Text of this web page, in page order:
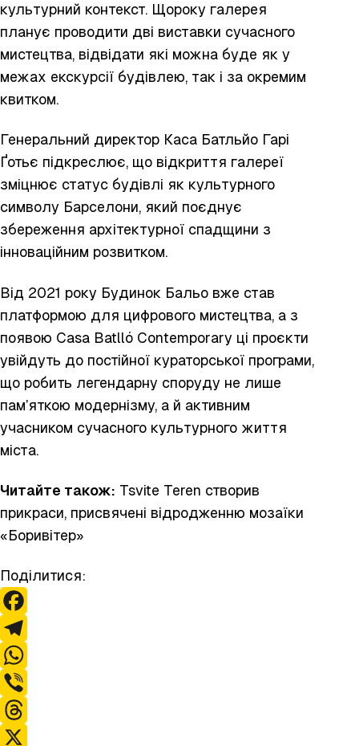
культурний контекст. Щороку галерея
планує проводити дві виставки сучасного
мистецтва, відвідати які можна буде як у
межах екскурсії будівлею, так і за окремим
квитком.
Генеральний директор Каса Батльйо Гарі
Ґотьє підкреслює, що відкриття галереї
зміцнює статус будівлі як культурного
символу Барселони, який поєднує
збереження архітектурної спадщини з
інноваційним розвитком.
Від 2021 року Будинок Бальо вже став
платформою для цифрового мистецтва, а з
появою Casa Batlló Contemporary ці проєкти
увійдуть до постійної кураторської програми,
що робить легендарну споруду не лише
пам’яткою модернізму, а й активним
учасником сучасного культурного життя
міста.
Читайте також: Tsvite Teren створив
прикраси, присвячені відродженню мозаїки
«Боривітер»
Поділитися:
F
a
c
e
b
T
e
e
W
h
a
V
T